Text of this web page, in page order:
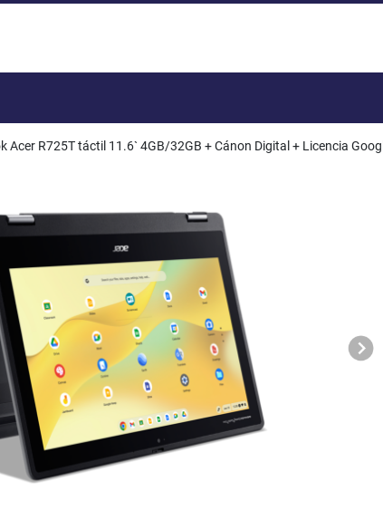
Acer R725T táctil 11.6` 4GB/32GB + Cánon Digital + Licencia